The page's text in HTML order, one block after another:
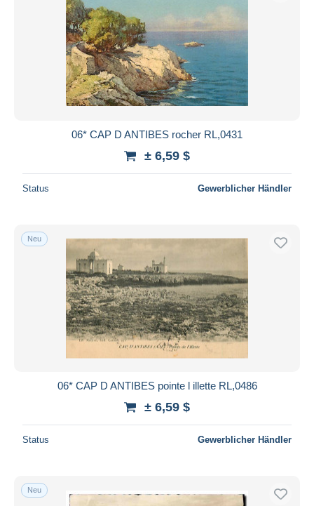
06* CAP D ANTIBES rocher RL,0431
± 6,59 $
Status Gewerblicher Händler
Neu
06* CAP D ANTIBES pointe l illette RL,0486
± 6,59 $
Status Gewerblicher Händler
Neu